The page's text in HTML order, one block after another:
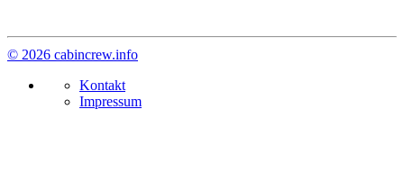
© 2026 cabincrew.info
Kontakt
Impressum